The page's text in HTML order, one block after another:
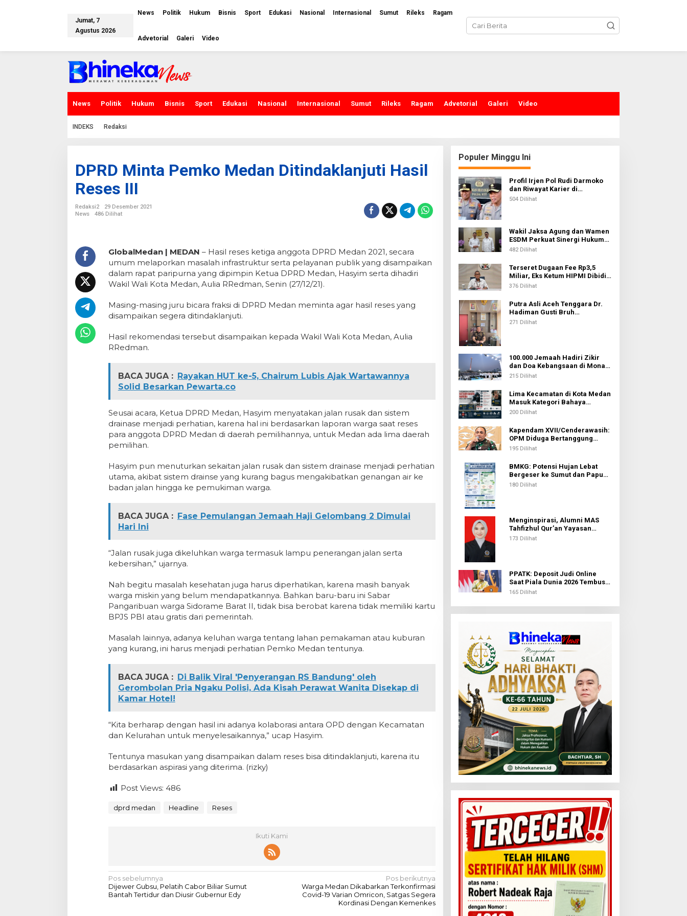
k
Jumat, 7
Agustus 2026
News Politik Hukum Bisnis Sport Edukasi Nasional Internasional Sumut Rileks Ragam
Advetorial Galeri Video
News Politik Hukum Bisnis Sport Edukasi Nasional Internasional Sumut Rileks Ragam Advetorial Galeri Video
INDEKS Redaksi
DPRD Minta Pemko Medan Ditindaklanjuti Hasil
Reses III
Redaksi2
29 Desember 2021
News
486 Dilihat
GlobalMedan | MEDAN – Hasil reses ketiga anggota DPRD Medan 2021, secara
umum melaporkan masalah infrastruktur serta pelayanan publik yang disampaikan
dalam rapat paripurna yang dipimpin Ketua DPRD Medan, Hasyim serta dihadiri
Wakil Wali Kota Medan, Aulia RRedman, Senin (27/12/21).
Masing-masing juru bicara fraksi di DPRD Medan meminta agar hasil reses yang
disampaikan segera ditindaklanjuti.
Hasil rekomendasi tersebut disampaikan kepada Wakil Wali Kota Medan, Aulia
RRedman.
BACA JUGA : Rayakan HUT ke-5, Chairum Lubis Ajak Wartawannya
Solid Besarkan Pewarta.co
Seusai acara, Ketua DPRD Medan, Hasyim menyatakan jalan rusak dan sistem
drainase menjadi perhatian, karena hal ini berdasarkan laporan warga saat reses
para anggota DPRD Medan di daerah pemilihannya, untuk Medan ada lima daerah
pemilihan.
Hasyim pun menuturkan sekaitan jalan rusak dan sistem drainase menjadi perhatian
utama, akibat sistem drainse yang kurang bagus mengakibatkan genangan air ke
badan jalan hingga ke pemukiman warga.
BACA JUGA : Fase Pemulangan Jemaah Haji Gelombang 2 Dimulai
Hari Ini
“Jalan rusak juga dikeluhkan warga termasuk lampu penerangan jalan serta
kebersihan,” ujarnya.
Nah begitu masalah kesehatan juga harus diperhatikan, karena masih banyak
warga miskin yang belum mendapatkannya. Bahkan baru-baru ini Sabar
Pangaribuan warga Sidorame Barat II, tidak bisa berobat karena tidak memiliki kartu
BPJS PBI atau gratis dari pemerintah.
Masalah lainnya, adanya keluhan warga tentang lahan pemakaman atau kuburan
yang kurang, ini harus menjadi perhatian Pemko Medan tentunya.
BACA JUGA : Di Balik Viral 'Penyerangan RS Bandung' oleh
Gerombolan Pria Ngaku Polisi, Ada Kisah Perawat Wanita Disekap di
Kamar Hotel!
“Kita berharap dengan hasil ini adanya kolaborasi antara OPD dengan Kecamatan
dan Kelurahan untuk menyelesaikannya,” ucap Hasyim.
Tentunya masukan yang disampaikan dalam reses bisa ditindaklanjuti, karena itu
berdasarkan aspirasi yang diterima. (rizky)
Post Views: 486
dprd medan Headline Reses
Ikuti Kami
N
a
Pos sebelumnya
Dijewer Gubsu, Pelatih Cabor Biliar Sumut
Bantah Tertidur dan Diusir Gubernur Edy
Pos berikutnya
Warga Medan Dikabarkan Terkonfirmasi
Covid-19 Varian Omricon, Satgas Segera
Kordinasi Dengan Kemenkes
Populer Minggu Ini
Profil Irjen Pol Rudi Darmoko
dan Riwayat Karier di
Kepolisian
504 Dilihat
Wakil Jaksa Agung dan Wamen
ESDM Perkuat Sinergi Hukum
untuk Kawal Sektor Energi
482 Dilihat
Terseret Dugaan Fee Rp3,5
Miliar, Eks Ketum HIPMI Dibidik
KPK
376 Dilihat
Putra Asli Aceh Tenggara Dr.
Hadiman Gusti Bruh
Diamanahkan sebagai Kajari
271 Dilihat
100.000 Jemaah Hadiri Zikir
dan Doa Kebangsaan di Monas,
Wujud Syukur atas
215 Dilihat
Lima Kecamatan di Kota Medan
Masuk Kategori Bahaya
Narkoba, Medan Johor
200 Dilihat
Kapendam XVII/Cenderawasih:
OPM Diduga Bertanggung
Jawab atas Penembakan Lima
195 Dilihat
BMKG: Potensi Hujan Lebat
Bergeser ke Sumut dan Papua
Pegunungan pada 5 Agustus
180 Dilihat
Menginspirasi, Alumni MAS
Tahfizhul Qur’an Yayasan
Islamic Centre Sumut Raih
173 Dilihat
PPATK: Deposit Judi Online
Saat Piala Dunia 2026 Tembus
Rp1,02 Triliun, QRIS Jadi Kanal
165 Dilihat